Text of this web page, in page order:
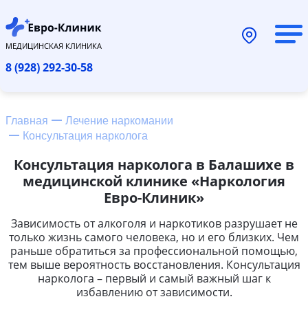
МЕДИЦИНСКАЯ КЛИНИКА
8 (928) 292-30-58
Главная
Лечение наркомании
Консультация нарколога
Консультация нарколога в Балашихе в
медицинской клинике «Наркология
Евро-Клиник»
Зависимость от алкоголя и наркотиков разрушает не
только жизнь самого человека, но и его близких. Чем
раньше обратиться за профессиональной помощью,
тем выше вероятность восстановления. Консультация
нарколога – первый и самый важный шаг к
избавлению от зависимости.